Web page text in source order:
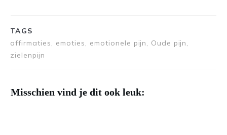
TAGS
affirmaties, emoties, emotionele pijn, Oude pijn,
zielenpijn
Misschien vind je dit ook leuk: